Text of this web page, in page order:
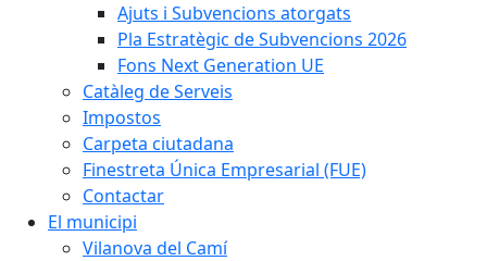
Ajuts i Subvencions atorgats
Pla Estratègic de Subvencions 2026
Fons Next Generation UE
Catàleg de Serveis
Impostos
Carpeta ciutadana
Finestreta Única Empresarial (FUE)
Contactar
El municipi
Vilanova del Camí